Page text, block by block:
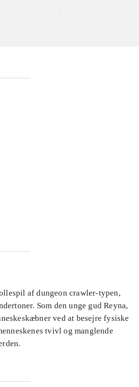
af dungeon crawler-typen,
Som den unge gud Reyna,
ved at besejre fysiske
tvivl og manglende